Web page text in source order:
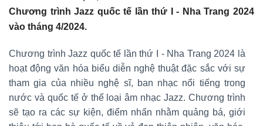
Chương trình Jazz quốc tế lần thứ I - Nha Trang 2024
vào tháng 4/2024.
Chương trình Jazz quốc tế lần thứ I - Nha Trang 2024 là
hoạt động văn hóa biểu diễn nghệ thuật đặc sắc với sự
tham gia của nhiều nghệ sĩ, ban nhạc nổi tiếng trong
nước và quốc tế ở thể loại âm nhạc Jazz. Chương trình
sẽ tạo ra các sự kiện, điểm nhấn nhằm quảng bá, giới